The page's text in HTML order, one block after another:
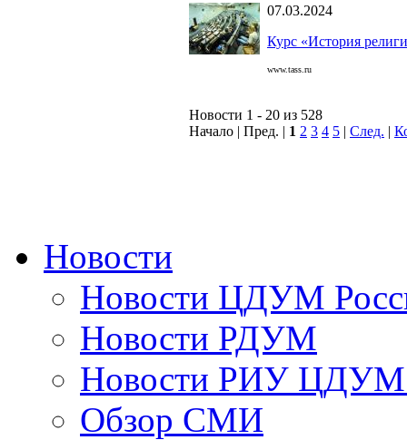
07.03.2024
Курс «История
www.tass.ru
Новости 1 - 20 из 528
Начало | Пред. | 1 2 3 4 5 | След. |
Новости
Новости ЦДУМ
Новости РДУМ
Новости РИУ ЦДУМ
Обзор СМИ